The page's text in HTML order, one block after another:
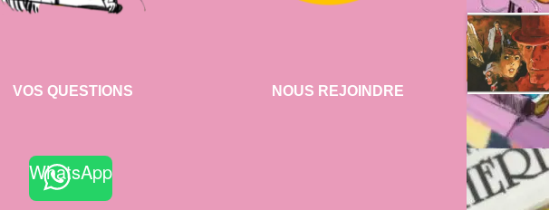
VOS QUESTIONS
WhatsApp
NOUS REJOINDRE